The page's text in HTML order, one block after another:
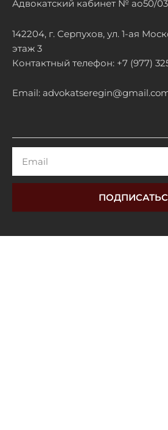
Адвокатский кабинет № ао50/
142204, г. Серпухов, ул. 1-ая
этаж 3
Контактный телефон: +7 (977)
Email: